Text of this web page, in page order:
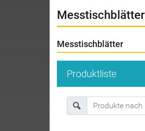
Messtischblätter
Messtischblätter
Produktliste